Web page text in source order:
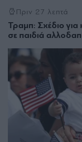
Πριν 27 λεπτά
Τραμπ: Σχέδιο
σε παιδιά